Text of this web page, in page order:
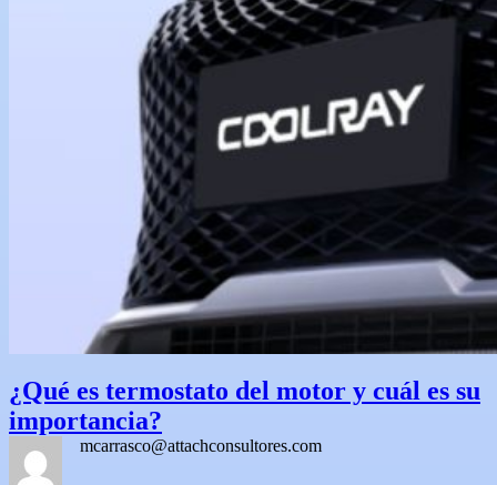
¿Qué es termostato del motor y cuál es su
importancia?
mcarrasco@attachconsultores.com